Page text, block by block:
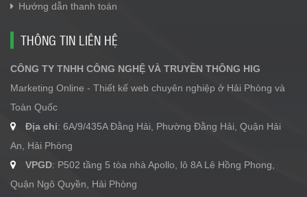
Hướng dẫn thanh toán
THÔNG TIN LIÊN HỆ
CÔNG TY TNHH CÔNG NGHỆ VÀ TRUYỀN THÔNG HIG
Marketing Online - Thiết kế web chuyên nghiệp ở Hải Phòng và
Toàn Quốc
Địa chỉ: 6A/9/435A Đằng Hải, Phường Đằng Hải, Quận Hải
An, Hải Phòng
VPGD: P502 tầng 5 tòa nhà Apollo, lô 8A Lê Hồng Phong,
Quận Ngô Quyền, Hải Phòng